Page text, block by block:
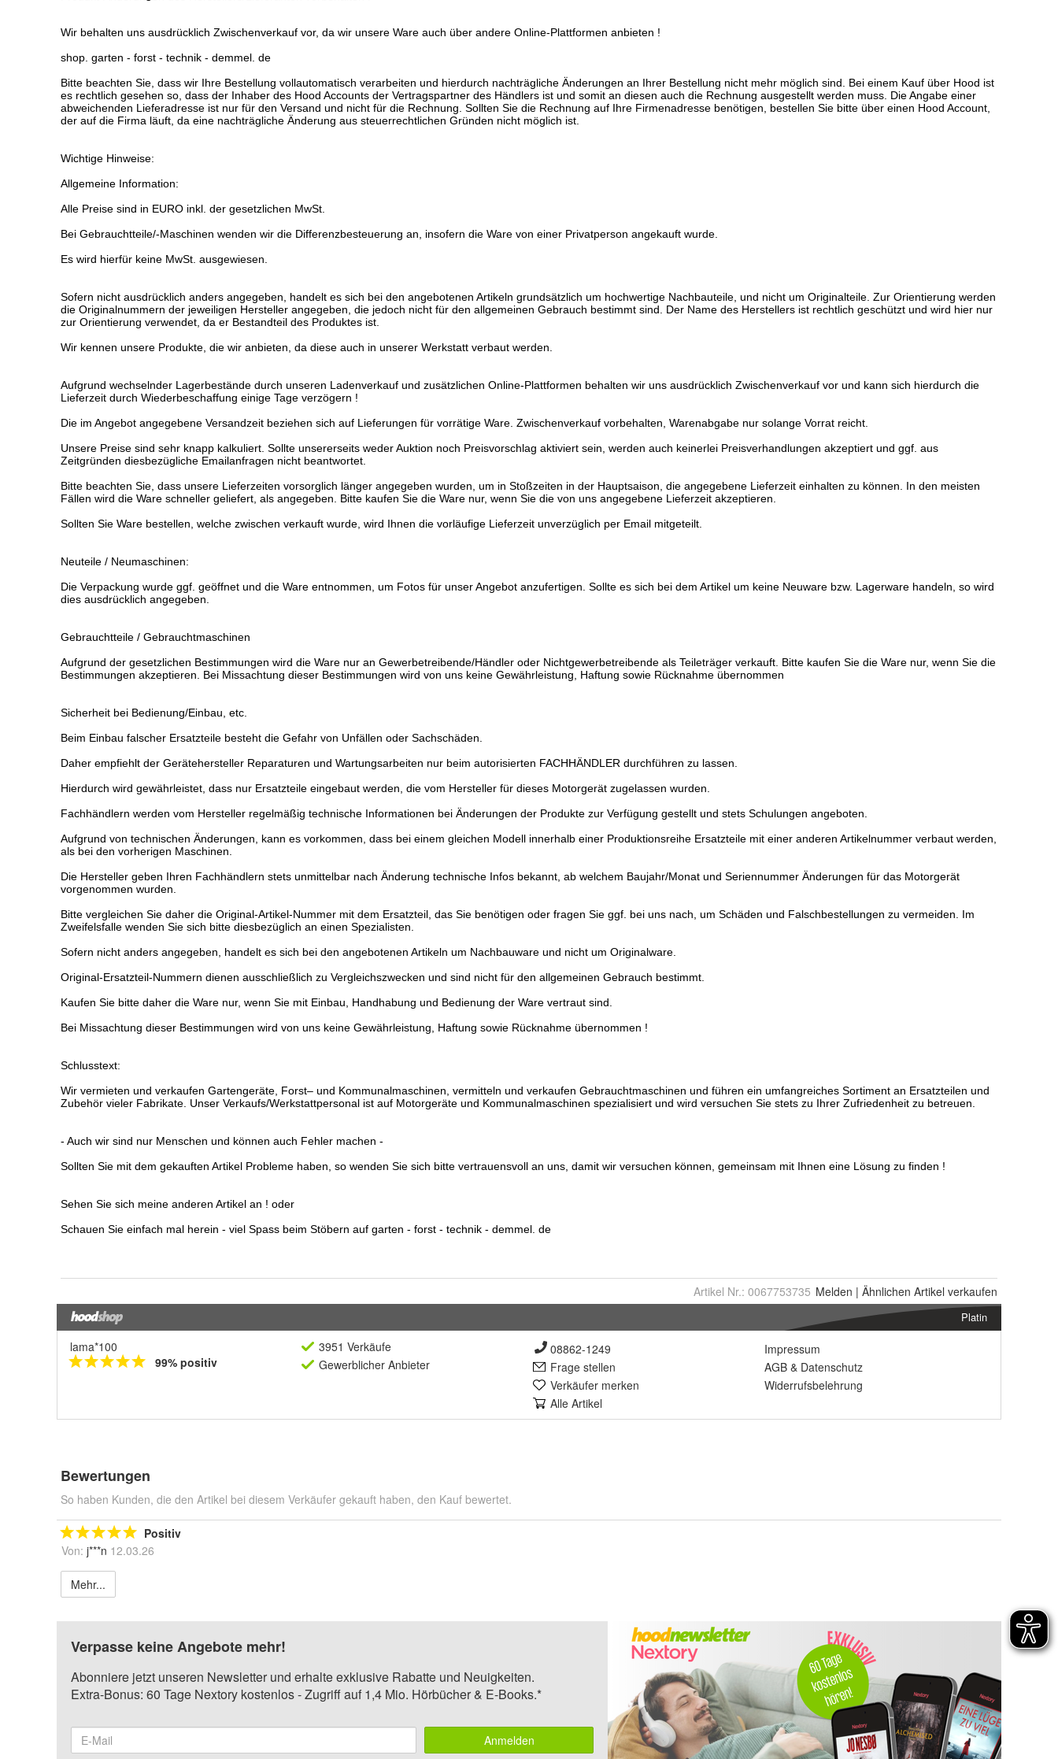
Artikel Nr.: 0067753735 Melden | Ähnlichen Artikel verkaufen
Platin
lama*100
99% positiv
3951 Verkäufe
Gewerblicher Anbieter
08862-1249
Frage stellen
Verkäufer merken
Alle Artikel
Impressum
AGB & Datenschutz
Widerrufsbelehrung
Bewertungen
So haben Kunden, die den Artikel bei diesem Verkäufer gekauft haben, den Kauf bewertet.
Positiv
Von: j***n 12.03.26
Mehr...
Verpasse keine Angebote mehr!
Abonniere jetzt unseren Newsletter und erhalte exklusive Rabatte und Neuigkeiten.
Extra-Bonus: 60 Tage Nextory kostenlos - Zugriff auf 1,4 Mio. Hörbücher & E-Books.*
Anmelden